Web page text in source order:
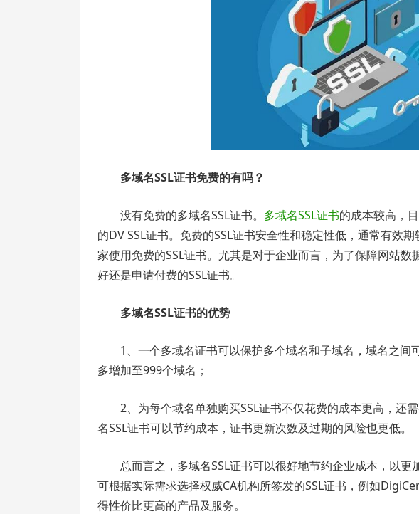
多域名SSL证书免费的有吗？
没有免费的多域名SSL证书。 多域名SSL证书的成本较高，
的DV SSL证书。免费的SSL证书安全性和稳定性低，通常有效
家使用免费的SSL证书。尤其是对于企业而言，为了保障网站
好还是申请付费的SSL证书。
多域名SSL证书的优势
1、一个多域名证书可以保护多个域名和子域名，域名之间
多增加至999个域名；
2、为每个域名单独购买SSL证书不仅花费的成本更高，还
名SSL证书可以节约成本，证书更新次数及过期的风险也更低。
总而言之，多域名SSL证书可以很好地节约企业成本，以
可根据实际需求选择权威CA机构所签发的SSL证书，例如
得性价比更高的产品及服务。